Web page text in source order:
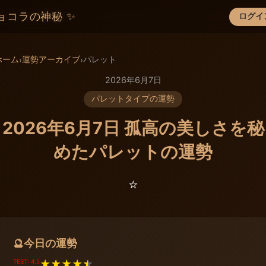
コラの神秘 ✨ ログイ
×
ーム›運勢アーカイブ›パレット
2026年6月7日
パレットタイプの運勢
2026年6月7日 孤高の美しさを秘
めたパレットの運勢
⭐️
🔮今日の運勢
TEST: 4.5